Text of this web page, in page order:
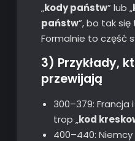
„kody państw” lub „
państw”, bo tak
Formalnie to część
3) Przykłady,
przewijają
300–379: Francja
trop „kod
400–440: Niemcy